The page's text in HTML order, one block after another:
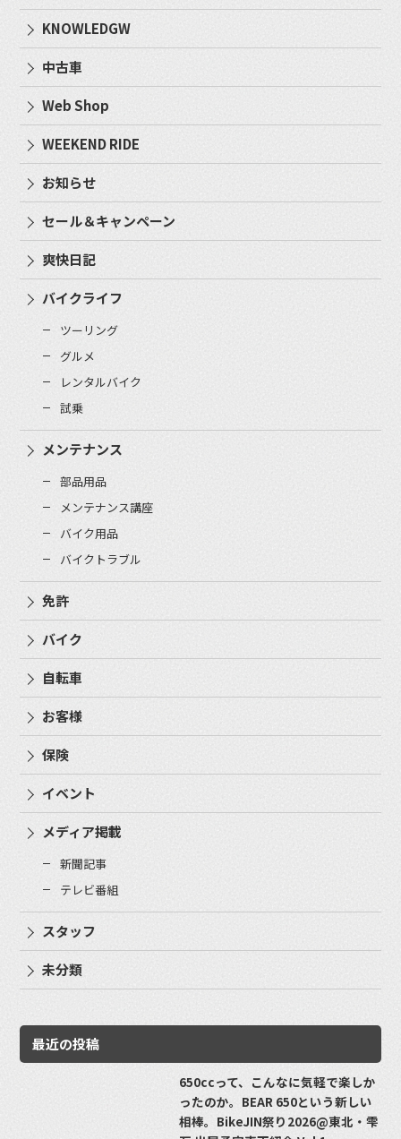
KNOWLEDGW
中古車
Web Shop
WEEKEND RIDE
お知らせ
セール＆キャンペーン
爽快日記
バイクライフ
ツーリング
グルメ
レンタルバイク
試乗
メンテナンス
部品用品
メンテナンス講座
バイク用品
バイクトラブル
免許
バイク
自転車
お客様
保険
イベント
メディア掲載
新聞記事
テレビ番組
スタッフ
未分類
最近の投稿
650ccって、こんなに気軽で楽しか
ったのか。BEAR 650という新しい
相棒。BikeJIN祭り2026@東北・雫